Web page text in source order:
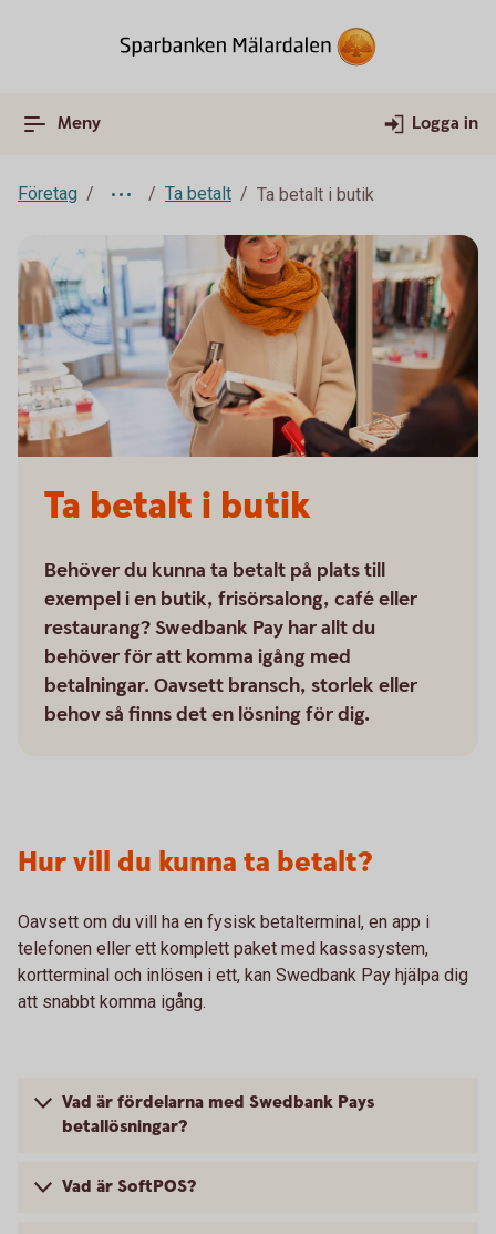
Meny Logga in
Företag Ta betalt Ta betalt i butik
Ta betalt i butik
Behöver du kunna ta betalt på plats till
exempel i en butik, frisörsalong, café eller
restaurang? Swedbank Pay har allt du
behöver för att komma igång med
betalningar. Oavsett bransch, storlek eller
behov så finns det en lösning för dig.
Hur vill du kunna ta betalt?
Oavsett om du vill ha en fysisk betalterminal, en app i
telefonen eller ett komplett paket med kassasystem,
kortterminal och inlösen i ett, kan Swedbank Pay hjälpa dig
att snabbt komma igång.
Vad är fördelarna med Swedbank Pays
betallösningar?
Vad är SoftPOS?